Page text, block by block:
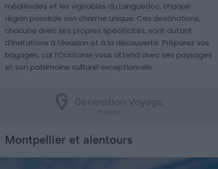
médiévales et les vignobles du Languedoc, chaque
région possède son charme unique. Ces destinations,
chacune avec ses propres spécificités, sont autant
d’invitations à l’évasion et à la découverte. Préparez vos
bagages, car l’Occitanie vous attend avec ses paysages
et son patrimoine culturel exceptionnels.
Montpellier et alentours